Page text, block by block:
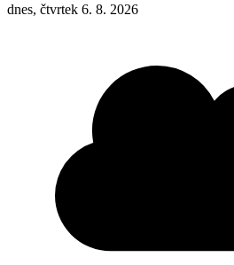
dnes, čtvrtek 6. 8. 2026